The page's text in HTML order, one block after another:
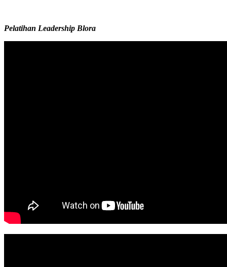
Pelatihan Leadership Blora